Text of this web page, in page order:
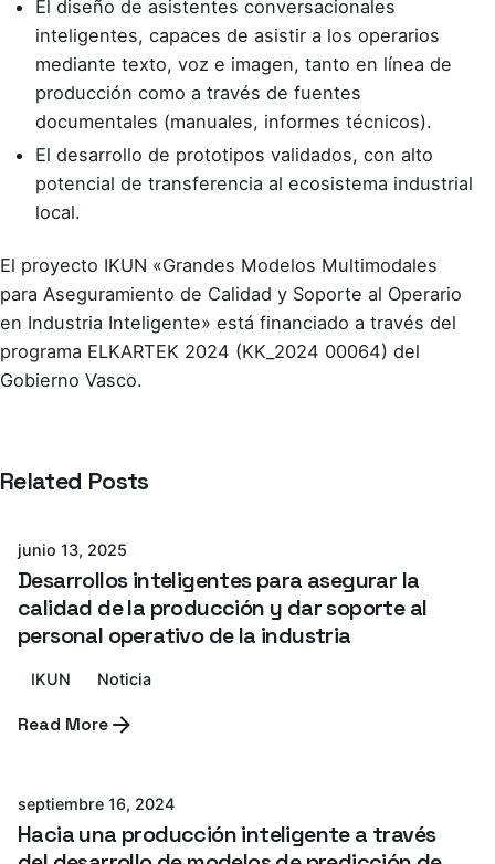
El diseño de asistentes conversacionales
inteligentes, capaces de asistir a los operarios
mediante texto, voz e imagen, tanto en línea de
producción como a través de fuentes
documentales (manuales, informes técnicos).
El desarrollo de prototipos validados, con alto
potencial de transferencia al ecosistema industrial
local.
El proyecto IKUN «Grandes Modelos Multimodales
para Aseguramiento de Calidad y Soporte al Operario
en Industria Inteligente» está financiado a través del
programa ELKARTEK 2024 (KK_2024 00064) del
Gobierno Vasco.
Related Posts
Azterlan Team
junio 13, 2025
Desarrollos inteligentes para asegurar la
calidad de la producción y dar soporte al
personal operativo de la industria
IKUN Noticia
Read MoreAzterlan Team
septiembre 16, 2024
Hacia una producción inteligente a través